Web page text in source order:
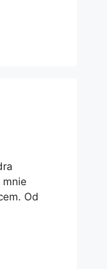
mnie
Od